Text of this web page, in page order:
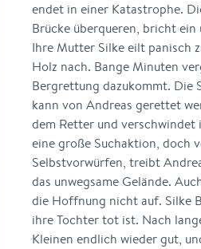
endet in einer Katastrophe.
Brücke überqueren, bricht
Ihre Mutter Silke eilt panisch
Holz nach. Bange Minuten
Bergrettung dazukommt. Die
kann von Andreas gerettet
dem Retter und
eine große Suchaktion, doch
Selbstvorwürfen, treibt
das unwegsame Gelände.
die Hoffnung nicht auf. Silke
ihre Tochter tot ist. Nach
Kleinen endlich wieder gut,